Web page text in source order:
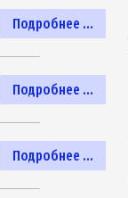
Подробнее ...
Подробнее ...
Подробнее ...